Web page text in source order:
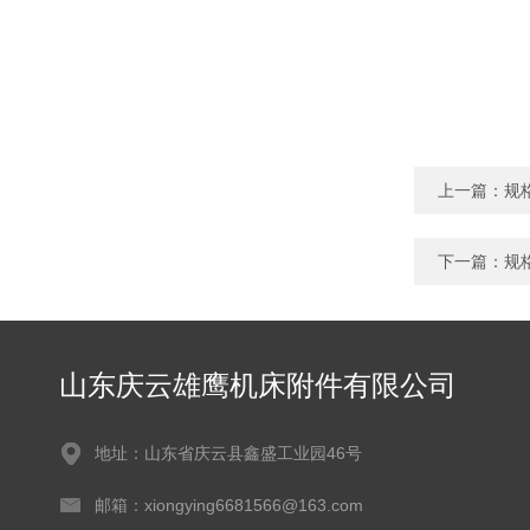
上一篇： 规
下一篇： 规
山东庆云雄鹰机床附件有限公司
地址：山东省庆云县鑫盛工业园46号
邮箱：xiongying6681566@163.com